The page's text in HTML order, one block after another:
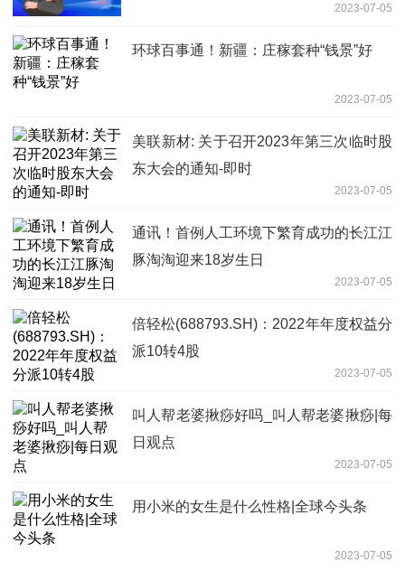
2023-07-05
环球百事通！新疆：庄稼套种“钱景”好
2023-07-05
美联新材: 关于召开2023年第三次临时股
东大会的通知-即时
2023-07-05
通讯！首例人工环境下繁育成功的长江江
豚淘淘迎来18岁生日
2023-07-05
倍轻松(688793.SH)：2022年年度权益分
派10转4股
2023-07-05
叫人帮老婆揪痧好吗_叫人帮老婆揪痧|每
日观点
2023-07-05
用小米的女生是什么性格|全球今头条
2023-07-05